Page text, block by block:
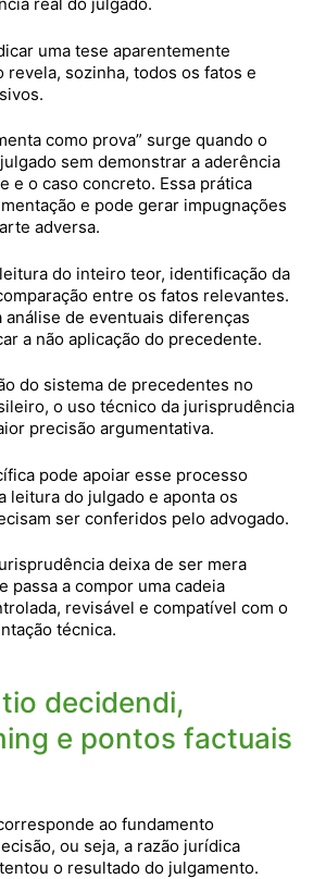
uma tese aparentemente
revela, sozinha, todos os fatos e
como prova” surge quando o
sem demonstrar a aderência
e o caso concreto. Essa prática
e pode gerar impugnações
adversa.
do inteiro teor, identificação da
entre os fatos relevantes.
análise de eventuais diferenças
a não aplicação do precedente.
do sistema de precedentes no
o uso técnico da jurisprudência
precisão argumentativa.
pode apoiar esse processo
leitura do julgado e aponta os
ser conferidos pelo advogado.
deixa de ser mera
passa a compor uma cadeia
revisável e compatível com o
técnica.
decidendi,
e pontos factuais
ao fundamento
ou seja, a razão jurídica
o resultado do julgamento.